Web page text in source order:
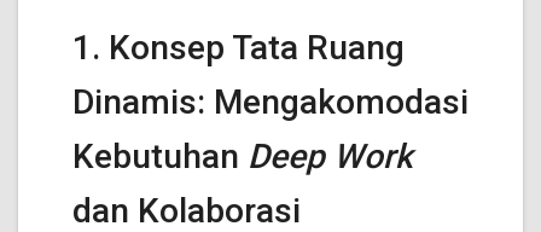
1. Konsep Tata Ruang
Dinamis: Mengakomodasi
Kebutuhan Deep Work
dan Kolaborasi